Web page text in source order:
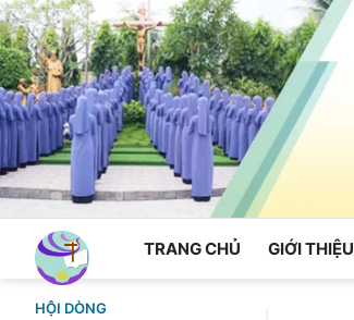
Skip
to
content
TRANG CHỦ GIỚI THIỆU
HỘI DÒNG